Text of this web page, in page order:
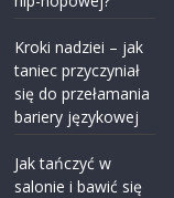
Kroki nadziei – jak
taniec przyczyniał
się do przełamania
bariery językowej
Jak tańczyć w
salonie i bawić się